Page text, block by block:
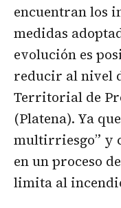
encuentran los
medidas
evolución es
reducir al nivel
Territorial de
(Platena). Ya
multirriesgo” y
en un proceso
limita al